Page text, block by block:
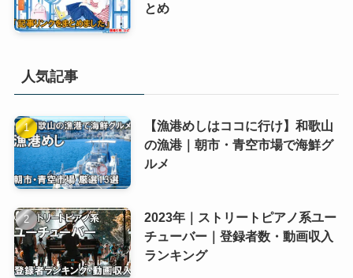
とめ
人気記事
【漁港めしはココに行け】和歌山
の漁港｜朝市・青空市場で海鮮グ
ルメ
2023年｜ストリートピアノ系ユー
チューバー｜登録者数・動画収入
ランキング